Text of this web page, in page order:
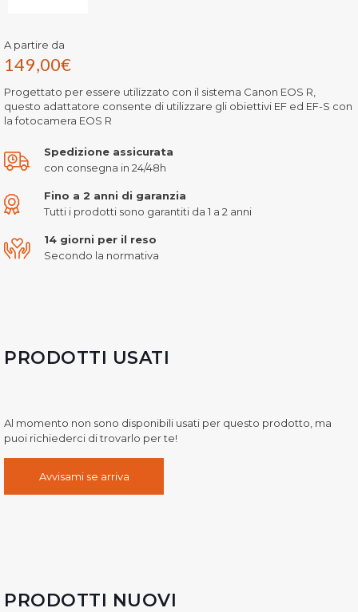
A partire da
149,00€
Progettato per essere utilizzato con il sistema Canon EOS R,
questo adattatore consente di utilizzare gli obiettivi EF ed EF-S con
la fotocamera EOS R
Spedizione assicurata
con consegna in 24/48h
Fino a 2 anni di garanzia
Tutti i prodotti sono garantiti da 1 a 2 anni
14 giorni per il reso
Secondo la normativa
PRODOTTI USATI
Al momento non sono disponibili usati per questo prodotto, ma
puoi richiederci di trovarlo per te!
Avvisami se arriva
PRODOTTI NUOVI